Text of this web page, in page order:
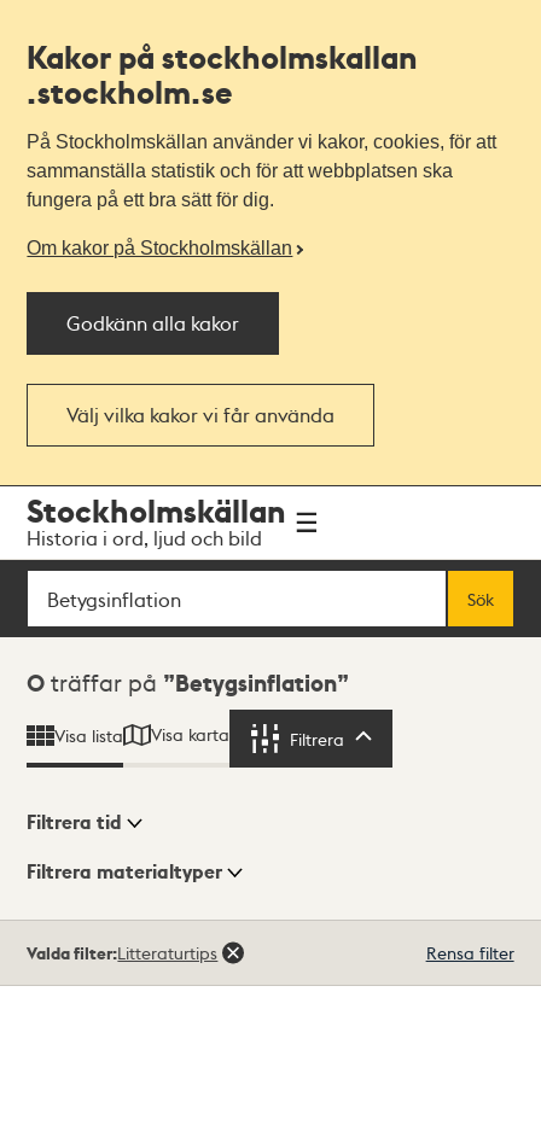
Kakor på stockholmskallan
.stockholm.se
På Stockholmskällan använder vi kakor, cookies, för att
sammanställa statistik och för att webbplatsen ska
fungera på ett bra sätt för dig.
Om kakor på Stockholmskällan
Godkänn alla kakor
Välj vilka kakor vi får använda
navigationen
huvudinnehållet
Stockholmskällan
Historia i ord, ljud och bild
Sök
Sök
Sökresultat
0 träffar på Betygsinflation
Visa lista Visa karta Filtrera
Visningsläge
Filtrera tid
Filtrera materialtyper
träffar
Valda filter:Litteraturtips Rensa filter